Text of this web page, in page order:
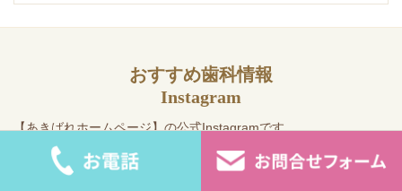
おすすめ歯科情報
Instagram
【あきばれホームページ】の公式Instagramです。
歯科医院の
報を配信しています。ぜひ、フォローしてください。